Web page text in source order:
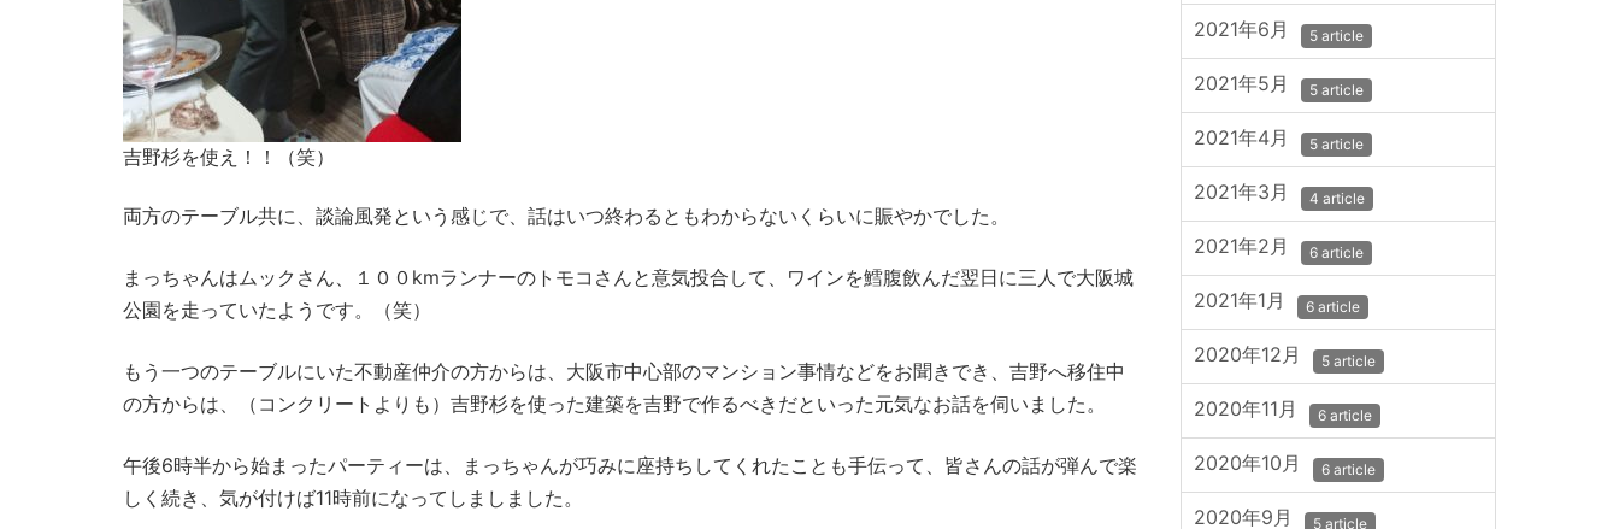
吉野杉を使え！！（笑）
両方のテーブル共に、談論風発という感じで、話はいつ終わるともわからないくらいに賑やかでした。
まっちゃんはムックさん、１００kmランナーのトモコさんと意気投合して、ワインを鱈腹飲んだ翌日に三人で大阪城
公園を走っていたようです。（笑）
もう一つのテーブルにいた不動産仲介の方からは、大阪市中心部のマンション事情などをお聞きでき、吉野へ移住中
の方からは、（コンクリートよりも）吉野杉を使った建築を吉野で作るべきだといった元気なお話を伺いました。
午後6時半から始まったパーティーは、まっちゃんが巧みに座持ちしてくれたことも手伝って、皆さんの話が弾んで楽
しく続き、気が付けば11時前になってしましました。
2021年6月 5 article
2021年5月 5 article
2021年4月 5 article
2021年3月 4 article
2021年2月 6 article
2021年1月 6 article
2020年12月 5 article
2020年11月 6 article
2020年10月 6 article
2020年9月 5 article